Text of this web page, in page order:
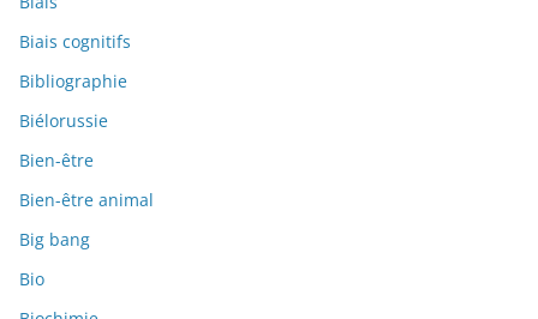
Biais cognitifs
Bibliographie
Biélorussie
Bien-être
Bien-être animal
Big bang
Bio